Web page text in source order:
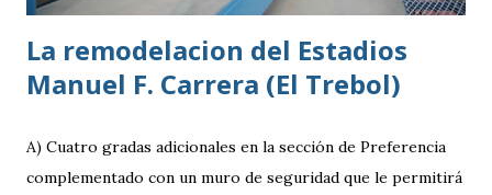
La remodelacion del Estadios
Manuel F. Carrera (El Trebol)
A) Cuatro gradas adicionales en la sección de Preferencia
complementado con un muro de seguridad que le permitirá